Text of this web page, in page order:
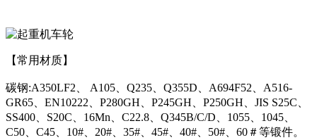
【常用材质】
碳钢:A350LF2、 A105、Q235、Q355D、A694F52、A516-
GR65、EN10222、P280GH、P245GH、P250GH、JIS S25C、
SS400、S20C、16Mn、C22.8、Q345B/C/D、1055、1045、
C50、C45、10#、20#、35#、45#、40#、50#、60＃等锻件。